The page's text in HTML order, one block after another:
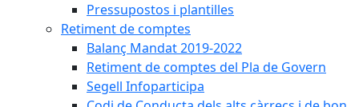
Pressupostos i plantilles
Retiment de comptes
Balanç Mandat 2019-2022
Retiment de comptes del Pla de Govern
Segell Infoparticipa